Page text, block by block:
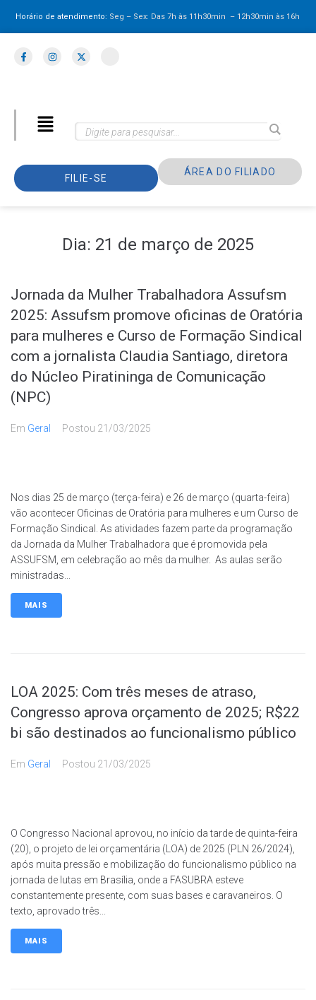
Horário de atendimento: Seg – Sex: Das 7h às 11h30min – 12h30minàs 16h
FILIE-SE
ÁREA DO FILIADO
Dia: 21 de março de 2025
Jornada da Mulher Trabalhadora Assufsm
2025: Assufsm promove oficinas de Oratória
para mulheres e Curso de Formação Sindical
com a jornalista Claudia Santiago, diretora
do Núcleo Piratininga de Comunicação
(NPC)
Em Geral Postou 21/03/2025
Nos dias 25 de março (terça-feira) e 26 de março (quarta-feira)
vão acontecer Oficinas de Oratória para mulheres e um Curso de
Formação Sindical. As atividades fazem parte da programação
da Jornada da Mulher Trabalhadora que é promovida pela
ASSUFSM, em celebração ao mês da mulher. As aulas serão
ministradas...
MAIS
LOA 2025: Com três meses de atraso,
Congresso aprova orçamento de 2025; R$22
bi são destinados ao funcionalismo público
Em Geral Postou 21/03/2025
O Congresso Nacional aprovou, no início da tarde de quinta-feira
(20), o projeto de lei orçamentária (LOA) de 2025 (PLN 26/2024),
após muita pressão e mobilização do funcionalismo público na
jornada de lutas em Brasília, onde a FASUBRA esteve
constantemente presente, com suas bases e caravaneiros. O
texto, aprovado três...
MAIS